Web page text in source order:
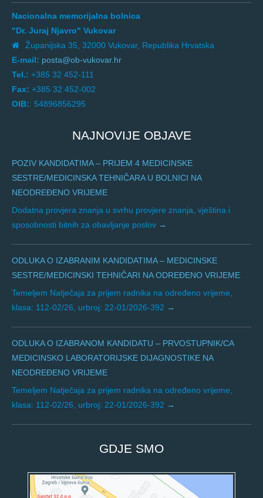
Nacionalna memorijalna bolnica
"Dr. Juraj Njavro" Vukovar
Županijska 35, 32000 Vukovar, Republika Hrvatska
E-mail: posta@ob-vukovar.hr
Tel.: +385 32 452-111
Fax: +385 32 452-002
OIB:: 54896856295
NAJNOVIJE OBJAVE
POZIV KANDIDATIMA – PRIJEM 4 MEDICINSKE
SESTRE/MEDICINSKA TEHNIČARA U BOLNICI NA
NEODREĐENO VRIJEME
Dodatna provjera znanja u svrhu provjere znanja, vještina i
sposobnosti bitnih za obavljanje poslov
ODLUKA O IZABRANIM KANDIDATIMA – MEDICINSKE
SESTRE/MEDICINSKI TEHNIČARI NA ODREĐENO VRIJEME
Temeljem Natječaja za prijem radnika na određeno vrijeme,
klasa: 112-02/26, urbroj: 22-01/2026-392
ODLUKA O IZABRANOM KANDIDATU – PRVOSTUPNIK/CA
MEDICINSKO LABORATORIJSKE DIJAGNOSTIKE NA
NEODREĐENO VRIJEME
Temeljem Natječaja za prijem radnika na određeno vrijeme,
klasa: 112-02/26, urbroj: 22-01/2026-392
GDJE SMO